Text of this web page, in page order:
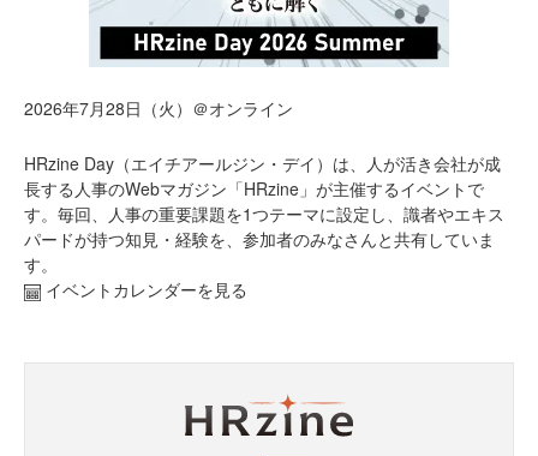
2026年7月28日（火）＠オンライン
HRzine Day（エイチアールジン・デイ）は、人が活き会社が成
長する人事のWebマガジン「HRzine」が主催するイベントで
す。毎回、人事の重要課題を1つテーマに設定し、識者やエキス
パードが持つ知見・経験を、参加者のみなさんと共有していま
す。
イベントカレンダーを見る